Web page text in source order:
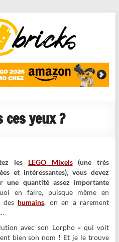
yeux ?
les LEGO Mixels(une très
et intéressantes), vous devez
une quantité assez importante
en faire, puisque même en
des humains, on en a rarement
avec son Lorpho « qui voit
bien son nom ! Et je le trouve